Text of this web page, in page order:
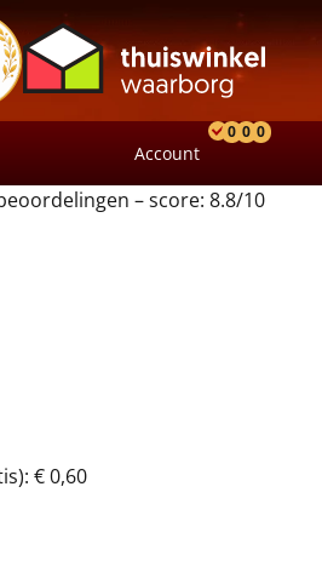
Account
0 0 0
– score: 8.8/10
€ 0,60